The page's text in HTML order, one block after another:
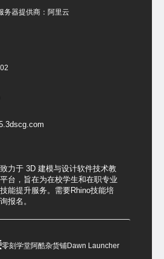
务器提供商：阿里云
力于 3D 建模与设计软件技术教
台，旨在为在校学生和在职专业
能提升服务。需要Rhino技能培
报名。
零刻学堂阿酷杂货铺Dawn Launcher